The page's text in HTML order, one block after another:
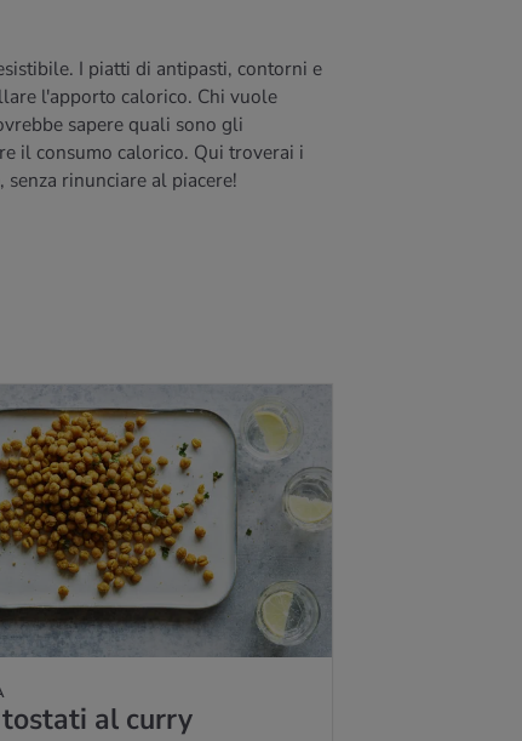
I piatti di antipasti, contorni e
l'apporto calorico. Chi vuole
sapere quali sono gli
il consumo calorico. Qui troverai i
rinunciare al piacere!
to­sta­ti al curry